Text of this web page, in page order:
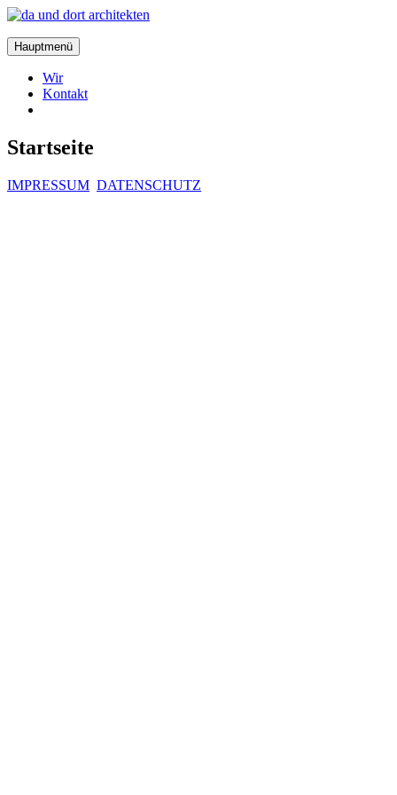
Zum
springen
und
architekten
Hauptmenü
Wir
Kontakt
Startseite
IMPRESSUM DATENSCHUTZ